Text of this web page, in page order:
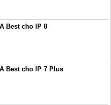
Best cho IP 8
Best cho IP 7 Plus